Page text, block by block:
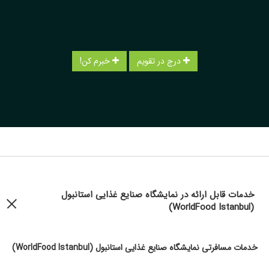
درج در تقویم خبرم کن!
خدمات قابل ارائه در نمایشگاه صنایع غذایی استانبول
(WorldFood Istanbul)
خدمات مسافرتی نمایشگاه صنایع غذایی استانبول (WorldFood Istanbul)